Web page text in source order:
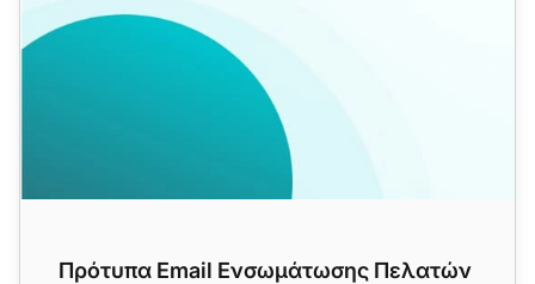
Πρότυπα Email Ενσωμάτωσης Πελατών